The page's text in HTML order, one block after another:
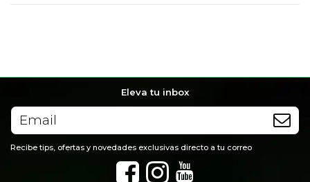
Eleva tu inbox
Recibe tips, ofertas y novedades exclusivas directo a tu correo